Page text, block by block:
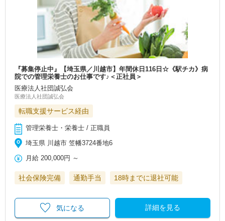
『募集停止中』【埼玉県／川越市】年間休日116日☆《駅チカ》病
院での管理栄養士のお仕事です♪＜正社員＞
医療法人社団誠弘会
医療法人社団誠弘会
転職支援サービス経由
管理栄養士・栄養士 / 正職員
埼玉県 川越市 笠幡3724番地6
月給 200,000円 ～
社会保険完備 通勤手当 18時までに退社可能
詳細を見る
気になる